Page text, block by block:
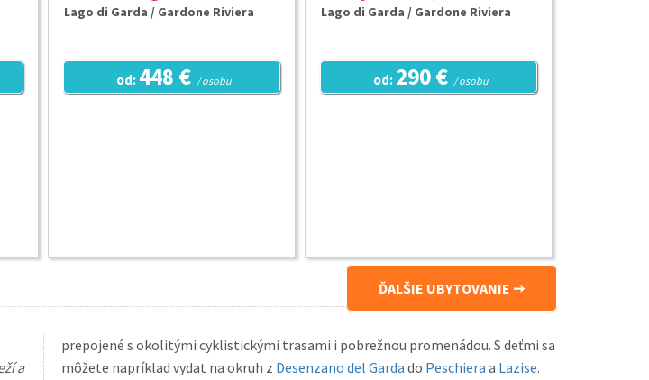
Lago di Garda / Gardone Riviera
od: 448 € / osobu
Lago di Garda / Gardone Riviera
od: 290 € / osobu
ĎALŠIE UBYTOVANIE
a
prepojené s okolitými cyklistickými trasami i pobrežnou promenádou. S deťmi sa
môžete napríklad vydat na okruh z Desenzano del Garda do Peschiera a Lazise.